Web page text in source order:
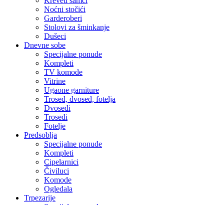
Noćni stočići
Garderoberi
Stolovi za šminkanje
Dušeci
Dnevne sobe
Specijalne ponude
Kompleti
TV komode
Vitrine
Ugaone garniture
Trosed, dvosed, fotelja
Dvosedi
Trosedi
Fotelje
Predsoblja
Specijalne ponude
Kompleti
Cipelarnici
Čiviluci
Komode
Ogledala
Trpezarije